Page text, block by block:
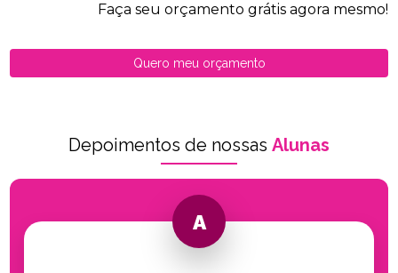
Faça seu orçamento grátis agora mesmo!
Quero meu orçamento
Depoimentos de nossas Alunas